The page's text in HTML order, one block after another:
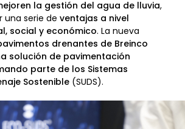
la gestión del agua de lluvia,
una serie de ventajas a nivel
social y económico. La nueva
drenantes de Breinco
solución de pavimentación
parte de los Sistemas
Sostenible (SUDS).